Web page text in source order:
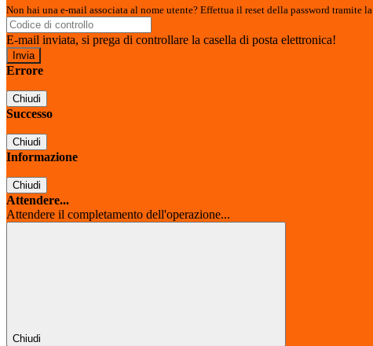
Non hai una e-mail associata al nome utente? Effettua il reset della password tramite la
E-mail inviata, si prega di controllare la casella di posta elettronica!
Errore
Chiudi
Successo
Chiudi
Informazione
Chiudi
Attendere...
Attendere il completamento dell'operazione...
Chiudi